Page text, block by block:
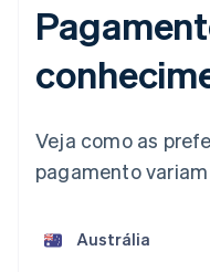
Veja como as
pagamento